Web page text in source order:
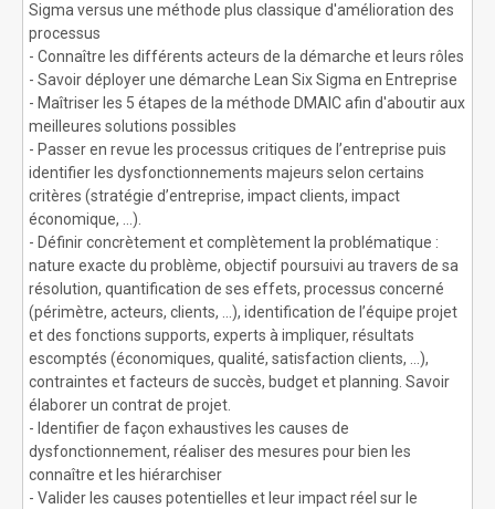
Sigma versus une méthode plus classique d'amélioration des
processus
- Connaître les différents acteurs de la démarche et leurs rôles
- Savoir déployer une démarche Lean Six Sigma en Entreprise
- Maîtriser les 5 étapes de la méthode DMAIC afin d'aboutir aux
meilleures solutions possibles
- Passer en revue les processus critiques de l’entreprise puis
identifier les dysfonctionnements majeurs selon certains
critères (stratégie d’entreprise, impact clients, impact
économique, …).
- Définir concrètement et complètement la problématique :
nature exacte du problème, objectif poursuivi au travers de sa
résolution, quantification de ses effets, processus concerné
(périmètre, acteurs, clients, …), identification de l’équipe projet
et des fonctions supports, experts à impliquer, résultats
escomptés (économiques, qualité, satisfaction clients, …),
contraintes et facteurs de succès, budget et planning. Savoir
élaborer un contrat de projet.
- Identifier de façon exhaustives les causes de
dysfonctionnement, réaliser des mesures pour bien les
connaître et les hiérarchiser
- Valider les causes potentielles et leur impact réel sur le